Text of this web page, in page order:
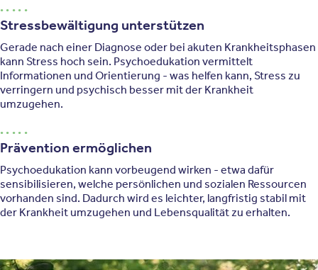
Stressbewältigung unterstützen
Gerade nach einer Diagnose oder bei akuten Krankheitsphasen
kann Stress hoch sein. Psychoedukation vermittelt
Informationen und Orientierung - was helfen kann, Stress zu
verringern und psychisch besser mit der Krankheit
umzugehen.
Prävention ermöglichen
Psychoedukation kann vorbeugend wirken - etwa dafür
sensibilisieren, welche persönlichen und sozialen Ressourcen
vorhanden sind. Dadurch wird es leichter, langfristig stabil mit
der Krankheit umzugehen und Lebensqualität zu erhalten.